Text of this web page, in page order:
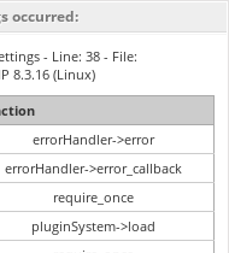
occurred:
- Line: 38 - File:
8.3.16 (Linux)
errorHandler->error
errorHandler->error_callback
require_once
pluginSystem->load